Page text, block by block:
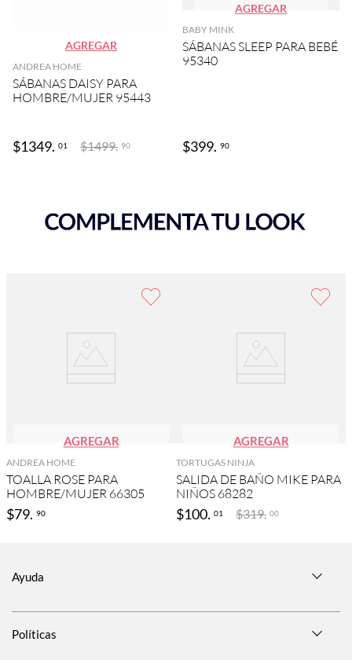
AGREGAR
ANDREA HOME
SÁBANAS DAISY PARA
HOMBRE/MUJER 95443
$1349. 01 $1499. 90
AGREGAR
BABY MINK
SÁBANAS SLEEP PARA BEBÉ
95340
$399. 90
AGREGAR
ANDREA HOME
TOALLA ROSE PARA
HOMBRE/MUJER 66305
$79. 90
AGREGAR
TORTUGAS NINJA
SALIDA DE BAÑO MIKE PARA
NIÑOS 68282
$100. 01 $319. 00
Ayuda
Políticas